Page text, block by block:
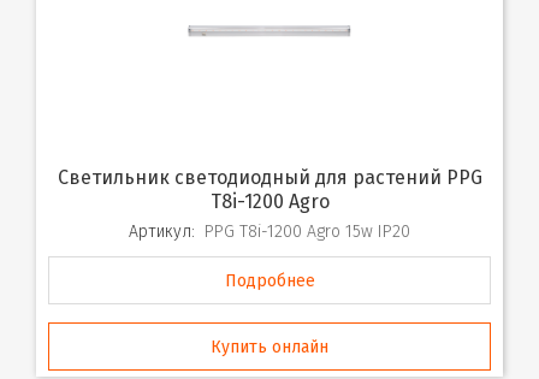
Светильник светодиодный для растений PPG
T8i-1200 Agro
Артикул: PPG T8i-1200 Agro 15w IP20
Подробнее
Купить онлайн